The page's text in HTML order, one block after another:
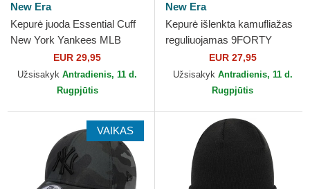
New Era
Kepurė juoda Essential Cuff
New York Yankees MLB
EUR 29,95
Užsisakyk Antradienis, 11 d.
Rugpjūtis
New Era
Kepurė išlenkta kamufliažas
reguliuojamas 9FORTY
League Essential New York
Yankees MLB New Era
EUR 27,95
Užsisakyk Antradienis, 11 d.
Rugpjūtis
VAIKAS